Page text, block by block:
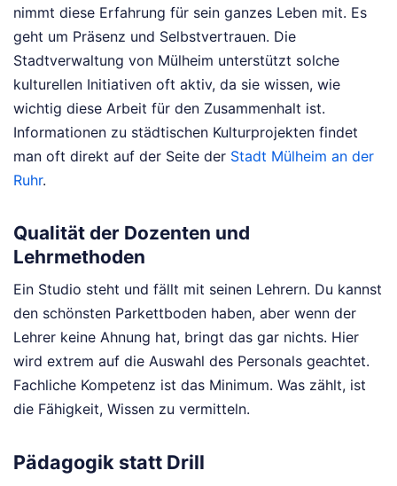
nimmt diese Erfahrung für sein ganzes Leben mit. Es
geht um Präsenz und Selbstvertrauen. Die
Stadtverwaltung von Mülheim unterstützt solche
kulturellen Initiativen oft aktiv, da sie wissen, wie
wichtig diese Arbeit für den Zusammenhalt ist.
Informationen zu städtischen Kulturprojekten findet
man oft direkt auf der Seite der Stadt Mülheim an der
Ruhr.
Qualität der Dozenten und
Lehrmethoden
Ein Studio steht und fällt mit seinen Lehrern. Du kannst
den schönsten Parkettboden haben, aber wenn der
Lehrer keine Ahnung hat, bringt das gar nichts. Hier
wird extrem auf die Auswahl des Personals geachtet.
Fachliche Kompetenz ist das Minimum. Was zählt, ist
die Fähigkeit, Wissen zu vermitteln.
Pädagogik statt Drill